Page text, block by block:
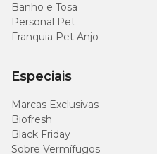
Matéria Fibrosa (máx)
Cálcio (mín)
Banho e Tosa
Personal Pet
Franquia Pet Anjo
Especiais
Marcas Exclusivas
Biofresh
Black Friday
Sobre Vermífugos